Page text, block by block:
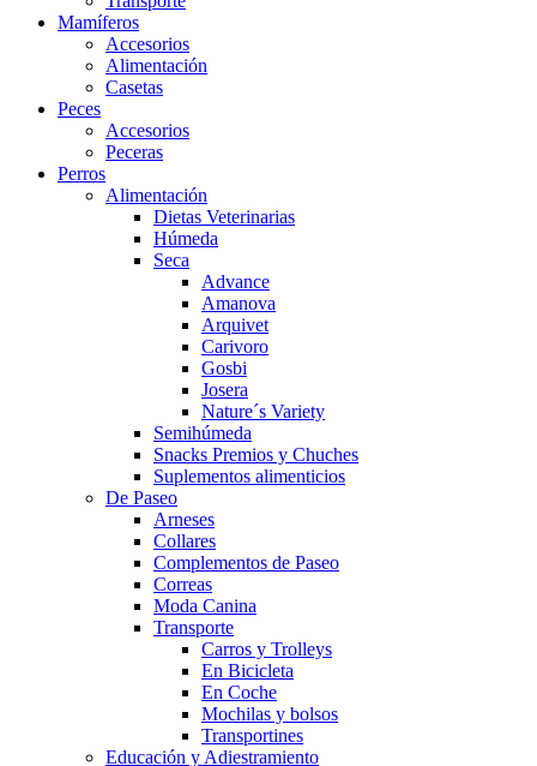
Mamíferos
Accesorios
Alimentación
Casetas
Peces
Accesorios
Peceras
Perros
Alimentación
Dietas Veterinarias
Húmeda
Seca
Advance
Amanova
Arquivet
Carivoro
Gosbi
Josera
Nature´s Variety
Semihúmeda
Snacks Premios y Chuches
Suplementos alimenticios
De Paseo
Arneses
Collares
Complementos de Paseo
Correas
Moda Canina
Transporte
Carros y Trolleys
En Bicicleta
En Coche
Mochilas y bolsos
Transportines
Educación y Adiestramiento